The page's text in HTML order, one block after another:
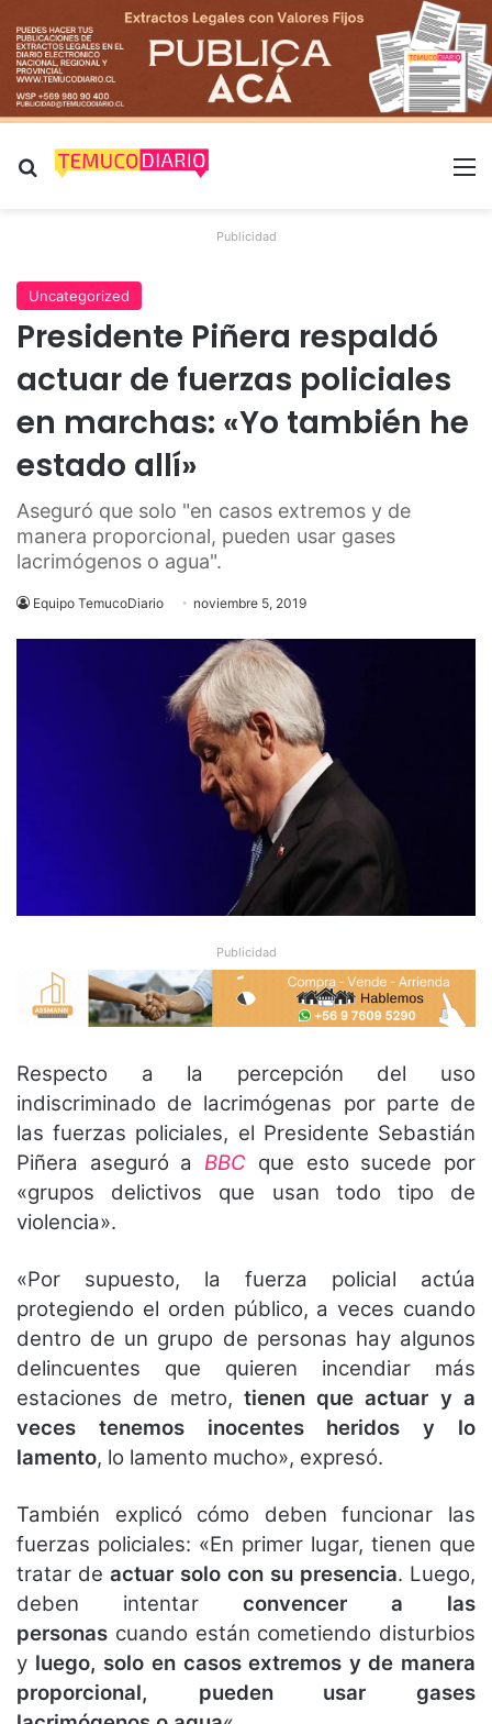
Buscar por
Publicidad
Uncategorized
Presidente Piñera respaldó
actuar de fuerzas policiales
en marchas: «Yo también he
estado allí»
Aseguró que solo "en casos extremos y de
manera proporcional, pueden usar gases
lacrimógenos o agua".
Equipo TemucoDiario noviembre 5, 2019
Publicidad
Respecto a la percepción del uso
indiscriminado de lacrimógenas por parte de
las fuerzas policiales, el Presidente Sebastián
Piñera aseguró aBBC que esto sucede por
«grupos delictivos que usan todo tipo de
violencia».
«Por supuesto, la fuerza policial actúa
protegiendo el orden público, a veces cuando
dentro de un grupo de personas hay algunos
delincuentes que quieren incendiar más
estaciones de metro, tienen que actuar y a
veces tenemos inocentes heridos y lo
lamento, lo lamento mucho», expresó.
También explicó cómo deben funcionar las
fuerzas policiales: «En primer lugar, tienen que
tratar de actuar solo con su presencia. Luego,
deben intentar convencer a las
personas cuando están cometiendo disturbios
y luego, solo en casos extremos y de manera
proporcional, pueden usar gases